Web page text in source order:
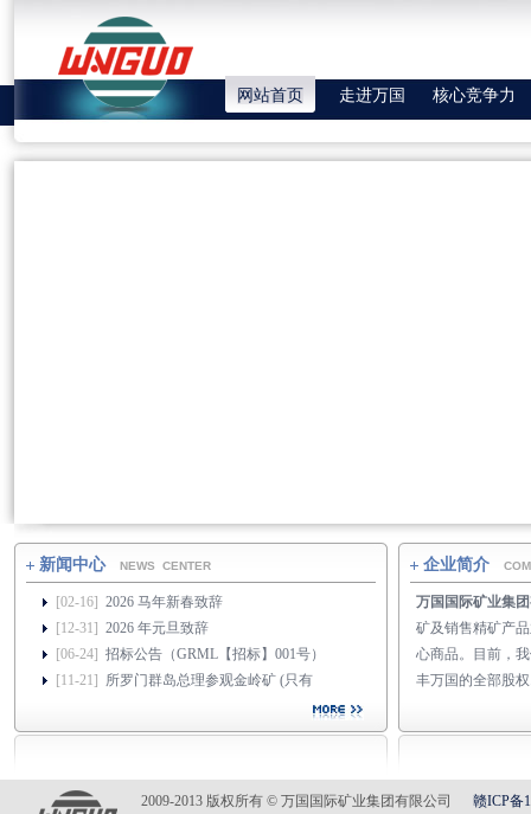
网站首页 走进万国 核心竞争力
新闻中心 NEWS CENTER
[02-16] 2026 马年新春致辞
[12-31] 2026 年元旦致辞
[06-24] 招标公告（GRML【招标】001号）
[11-21]
所罗门群岛总理参观金岭矿 (只有
企业简介
万国国际矿业集
矿及销售精矿产
心商品。目前，
丰万国的全部股权
2009-2013 版权所有 © 万国国际矿业集团有限公司 赣ICP备